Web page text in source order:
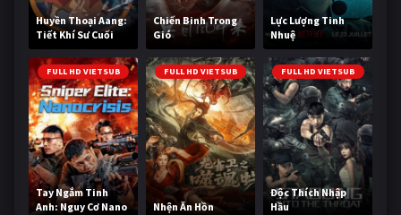
Huyền Thoại Aang:
Tiết Khí Sư Cuối
Cùng
Chiến Binh Trong
Gió
Lực Lượng Tinh
Nhuệ
FULL HD VIETSUB
Tay Ngắm Tinh
Anh: Nguy Cơ Nano
FULL HD VIETSUB
Nhện Ăn Hồn
FULL HD VIETSUB
Độc Thích Nhập
Hầu